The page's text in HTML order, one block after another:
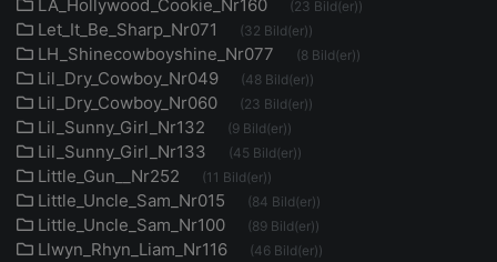
LA_Hollywood_Cookie_Nr160 (23 Bild(er))
Let_It_Be_Sharp_Nr071 (32 Bild(er))
LH_Shinecowboyshine_Nr077 (8 Bild(er))
Lil_Dry_Cowboy_Nr049 (48 Bild(er))
Lil_Dry_Cowboy_Nr060 (23 Bild(er))
Lil_Sunny_Girl_Nr132 (9 Bild(er))
Lil_Sunny_Girl_Nr133 (45 Bild(er))
Little_Gun__Nr252 (11 Bild(er))
Little_Uncle_Sam_Nr015 (84 Bild(er))
Little_Uncle_Sam_Nr100 (89 Bild(er))
Llwyn_Rhyn_Liam_Nr116 (46 Bild(er))